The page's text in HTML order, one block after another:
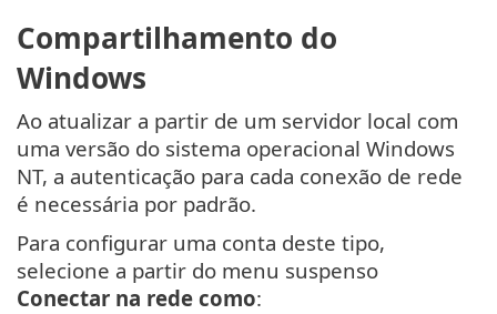
Compartilhamento do
Windows
Ao atualizar a partir de um servidor local com
uma versão do sistema operacional Windows
NT, a autenticação para cada conexão de rede
é necessária por padrão.
Para configurar uma conta deste tipo,
selecione a partir do menu suspenso
Conectar na rede como: